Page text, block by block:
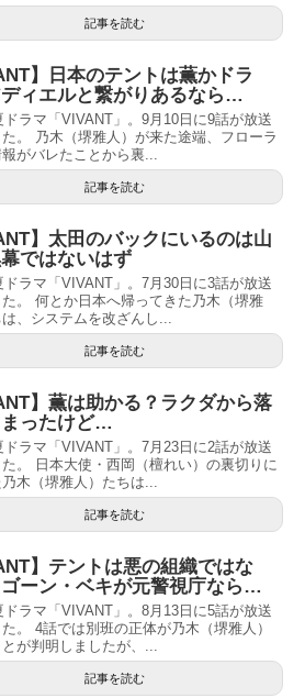
記事を読む
】日本のテントは薫かドラ
ィエルと繋がりあるなら…
ドラマ「VIVANT」。9月10日に9話が放送
。 乃木（堺雅人）が来た途端、フローラ
がバレたことから裏...
記事を読む
】太田のバックにいるのは山
ではないはず
ドラマ「VIVANT」。7月30日に3話が放送
。 何とか日本へ帰ってきた乃木（堺雅
、システムを改ざんし...
記事を読む
】薫は助かる？ラクダから落
ったけど…
ドラマ「VIVANT」。7月23日に2話が放送
。 日本大使・西岡（檀れい）の裏切りに
木（堺雅人）たちは...
記事を読む
】テントは悪の組織ではな
ーン・ベキが元警視庁なら…
ドラマ「VIVANT」。8月13日に5話が放送
。 4話では別班の正体が乃木（堺雅人）
が判明しましたが、...
記事を読む